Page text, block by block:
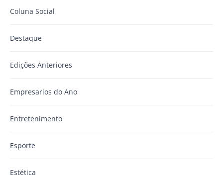
Coluna Social
Destaque
Edições Anteriores
Empresarios do Ano
Entretenimento
Esporte
Estética